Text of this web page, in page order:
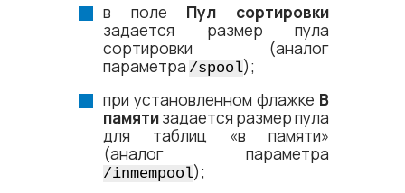
в поле Пул сортировки
задается размер пула
сортировки (аналог
параметра /spool);
при установленном флажке В
памятизадается размер пула
для таблиц «в памяти»
(аналог параметра
/inmempool);